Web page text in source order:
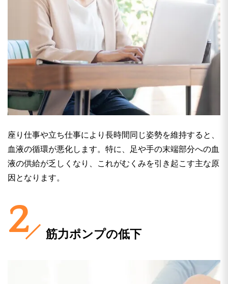
座り仕事や立ち仕事により長時間同じ姿勢を維持すると、
血液の循環が悪化します。特に、足や手の末端部分への血
液の供給が乏しくなり、これがむくみを引き起こす主な原
因となります。
筋力ポンプの低下